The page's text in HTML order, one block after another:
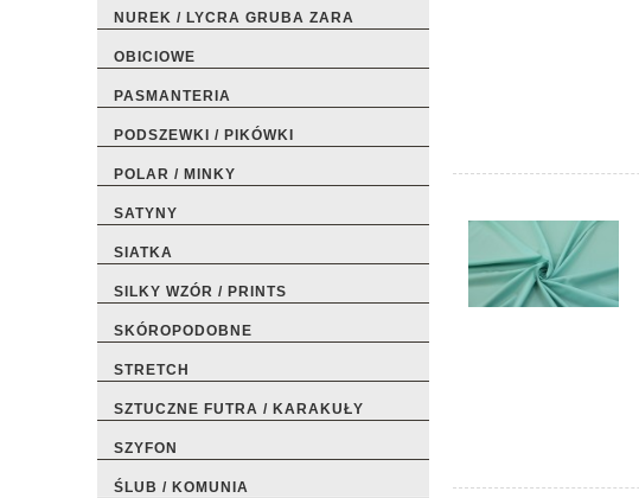
NUREK / LYCRA GRUBA ZARA
OBICIOWE
PASMANTERIA
PODSZEWKI / PIKÓWKI
POLAR / MINKY
SATYNY
SIATKA
SILKY WZÓR / PRINTS
SKÓROPODOBNE
STRETCH
SZTUCZNE FUTRA / KARAKUŁY
SZYFON
ŚLUB / KOMUNIA